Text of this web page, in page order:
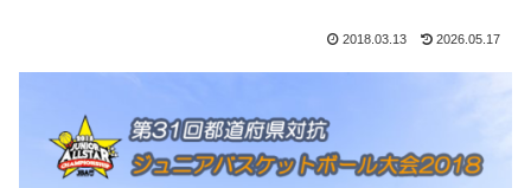
2018.03.13 2026.05.17